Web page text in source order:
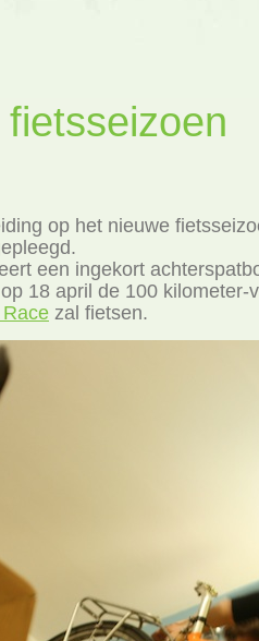
op het nieuwe
een ingekort
18 april de 100 kilometer-
zal fietsen.